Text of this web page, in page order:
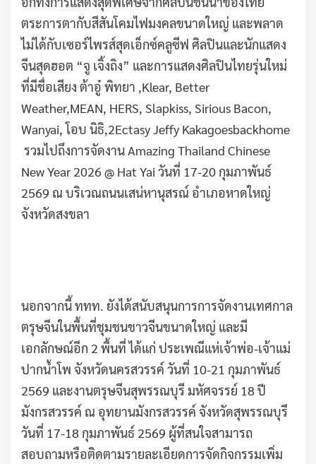
ตระการตากับสีสันโคมไฟมงคลขนาดใหญ่ และพลาด
ไม่ได้กับเซอร์ไพรส์สุดเอ็กซ์คลูซีฟ ศิลปินและนักแสดง
จีนสุดฮอต “จู เจิ้งถิง” และการแสดงศิลปินไทยรุ่นใหม่
ที่มีชื่อเสียง ต้าอู๋ พิทยา ,Klear, Better
Weather,MEAN, HERS, Slapkiss, Sirious Bacon,
Wanyai, โอบ นิธิ,2Ectasy Jeffy Kakagoesbackhome
รวมไปถึงการจัดงาน Amazing Thailand Chinese
New Year 2026 @ Hat Yai วันที่ 17-20 กุมภาพันธ์
2569 ณ บริเวณถนนเสน่หานุสรณ์ อำเภอหาดใหญ่
จังหวัดสงขลา
นอกจากนี้ ททท. ยังได้สนับสนุนการการจัดงานเทศกาล
ตรุษจีนในพื้นที่ชุมชนชาวจีนขนาดใหญ่ และมี
เอกลักษณ์อีก 2 พื้นที่ ได้แก่ ประเพณีแห่เจ้าพ่อ-เจ้าแม่
ปากน้ำโพ จังหวัดนครสวรรค์ วันที่ 10-21 กุมภาพันธ์
2569 และงานตรุษจีนสุพรรณบุรี มหัศจรรย์ 18 ปี
มังกรสวรรค์ ณ อุทยานมังกรสวรรค์ จังหวัดสุพรรณบุรี
วันที่ 17-18 กุมภาพันธ์ 2569 ผู้ที่สนใจสามารถ
สอบถามหรือติดตามรายละเอียดการจัดกิจกรรมเพิ่ม